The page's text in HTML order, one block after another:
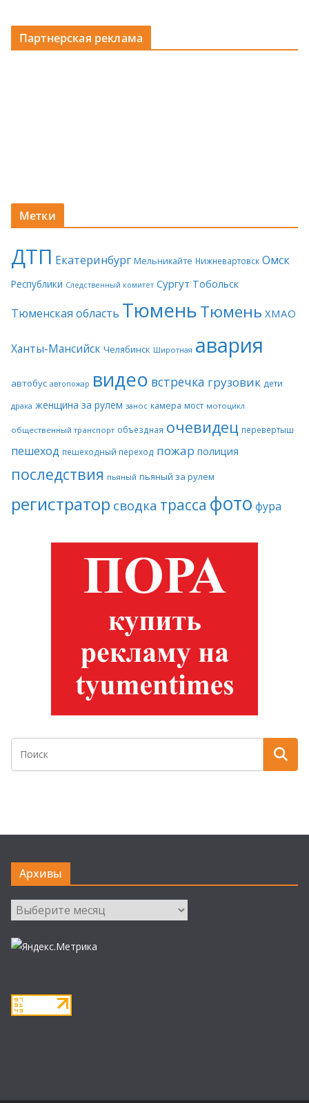
Партнерская реклама
Метки
ДТП Екатеринбург Мельникайте Нижневартовск Омск
Республики Следственный комитет Сургут Тобольск
Тюменская область ТюменьТюмень ХМАО
Ханты-Мансийск Челябинск Широтная авария
автобус автопожар видео встречка грузовик дети
драка женщина за рулем занос камера мост мотоцикл
общественный транспорт объездная очевидец перевертыш
пешеход пешеходный переход пожар полиция
последствия пьяный пьяный за рулем
регистратор сводка трасса фото фура
Архивы
Архивы